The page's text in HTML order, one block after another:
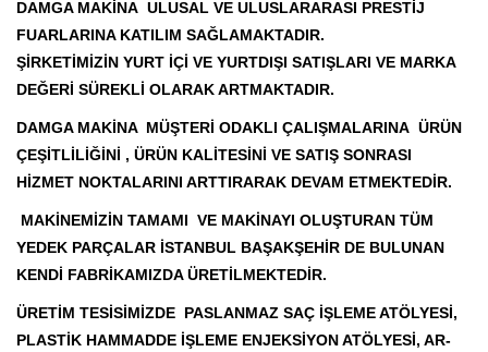
DAMGA MAKİNA ULUSAL VE ULUSLARARASI PRESTİJ
FUARLARINA KATILIM SAĞLAMAKTADIR.
ŞİRKETİMİZİN YURT İÇİ VE YURTDIŞI SATIŞLARI VE MARKA
DEĞERİ SÜREKLİ OLARAK ARTMAKTADIR.
DAMGA MAKİNA MÜŞTERİ ODAKLI ÇALIŞMALARINA ÜRÜN
ÇEŞİTLİLİĞİNİ , ÜRÜN KALİTESİNİ VE SATIŞ SONRASI
HİZMET NOKTALARINI ARTTIRARAK DEVAM ETMEKTEDİR.
MAKİNEMİZİN TAMAMI VE MAKİNAYI OLUŞTURAN TÜM
YEDEK PARÇALAR İSTANBUL BAŞAKŞEHİR DE BULUNAN
KENDİ FABRİKAMIZDA ÜRETİLMEKTEDİR.
ÜRETİM TESİSİMİZDE PASLANMAZ SAÇ İŞLEME ATÖLYESİ,
PLASTİK HAMMADDE İŞLEME ENJEKSİYON ATÖLYESİ, AR-